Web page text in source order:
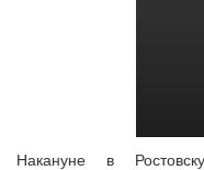
Накануне в